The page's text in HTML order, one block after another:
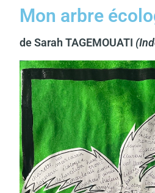
Mon arbre
de Sarah TAGEMOUATI